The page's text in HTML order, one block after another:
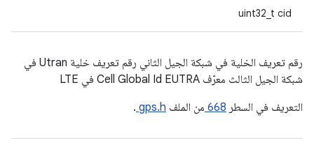
uint32_t cid
رقم تعريف الخلية في شبكة الجيل الثاني رقم تعريف خلية Utran في
شبكة الجيل الثالث معرّف Cell Global Id EUTRA في LTE
التعريف في السطر 668 من الملف gps.h
.